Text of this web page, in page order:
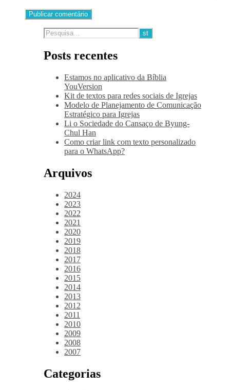
Posts recentes
Estamos no aplicativo da Bíblia
YouVersion
Kit de textos para redes sociais de Igrejas
Modelo de Planejamento de Comunicação
Estratégico para Igrejas
Li o Sociedade do Cansaço de Byung-
Chul Han
Como criar link com texto personalizado
para o WhatsApp?
Arquivos
2024
2023
2022
2021
2020
2019
2018
2017
2016
2015
2014
2013
2012
2011
2010
2009
2008
2007
Categorias